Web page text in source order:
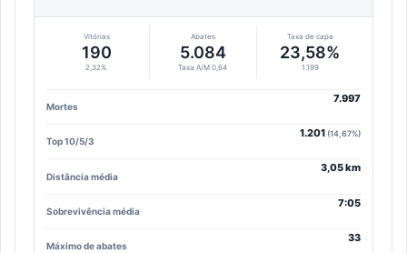
Vitórias
190
2,32%
Abates
5.084
Taxa A/M 0,64
Taxa de capa
23,58%
1.199
Mortes
7.997
Top 10/5/3
1.201 (14,67%)
Distância média
3,05 km
Sobrevivência média
7:05
Máximo de abates
33